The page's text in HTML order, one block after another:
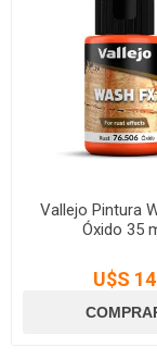
Vallejo Pintura
Óxido 35
U$S 14